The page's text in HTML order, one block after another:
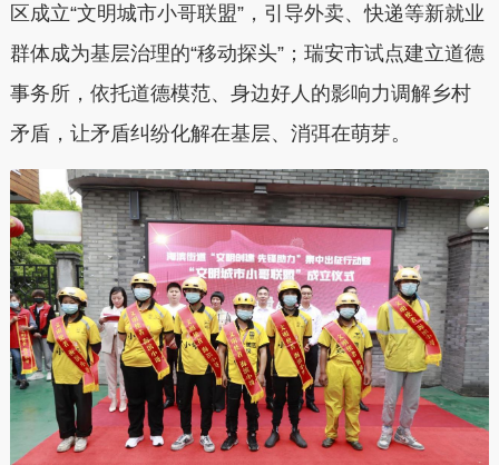
区成立“文明城市小哥联盟”，引导外卖、快递等新就业
群体成为基层治理的“移动探头”；瑞安市试点建立道德
事务所，依托道德模范、身边好人的影响力调解乡村
矛盾，让矛盾纠纷化解在基层、消弭在萌芽。